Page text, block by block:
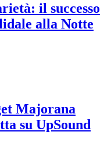
il successo
alla Notte
Majorana
su UpSound